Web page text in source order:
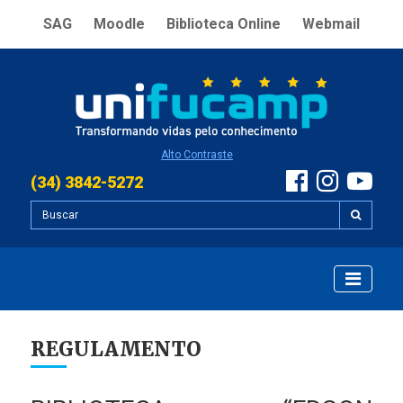
SAG Moodle Biblioteca Online Webmail
Alto Contraste
(34) 3842-5272
REGULAMENTO